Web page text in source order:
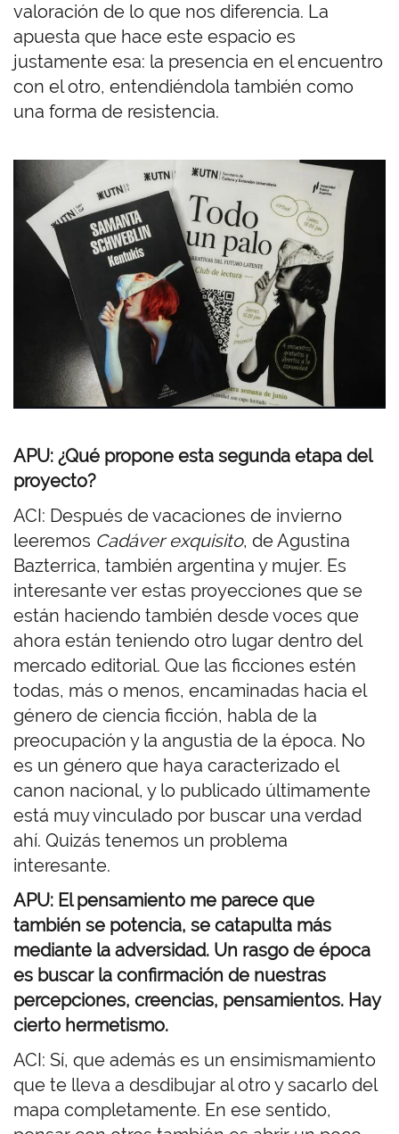
valoración de lo que nos diferencia. La
apuesta que hace este espacio es
justamente esa: la presencia en el encuentro
con el otro, entendiéndola también como
una forma de resistencia.
APU: ¿Qué propone esta segunda etapa del
proyecto?
ACI: Después de vacaciones de invierno
leeremos Cadáver exquisito, de Agustina
Bazterrica, también argentina y mujer. Es
interesante ver estas proyecciones que se
están haciendo también desde voces que
ahora están teniendo otro lugar dentro del
mercado editorial. Que las ficciones estén
todas, más o menos, encaminadas hacia el
género de ciencia ficción, habla de la
preocupación y la angustia de la época. No
es un género que haya caracterizado el
canon nacional, y lo publicado últimamente
está muy vinculado por buscar una verdad
ahí. Quizás tenemos un problema
interesante.
APU: El pensamiento me parece que
también se potencia, se catapulta más
mediante la adversidad. Un rasgo de época
es buscar la confirmación de nuestras
percepciones, creencias, pensamientos. Hay
cierto hermetismo.
ACI: Sí, que además es un ensimismamiento
que te lleva a desdibujar al otro y sacarlo del
mapa completamente. En ese sentido,